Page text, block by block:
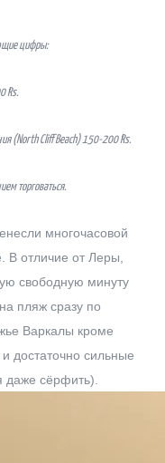
цифры:
Rs.
(North Cliff Beach) 150-200 Rs.
торговаться.
многочасовой
В отличие от Леры,
свободную минуту
пляж сразу по
Варкалы кроме
достаточно сильные
даже сёрфить).